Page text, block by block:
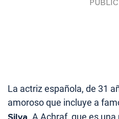
La actriz española, de 31
amoroso que incluye a
. A Achraf, que es